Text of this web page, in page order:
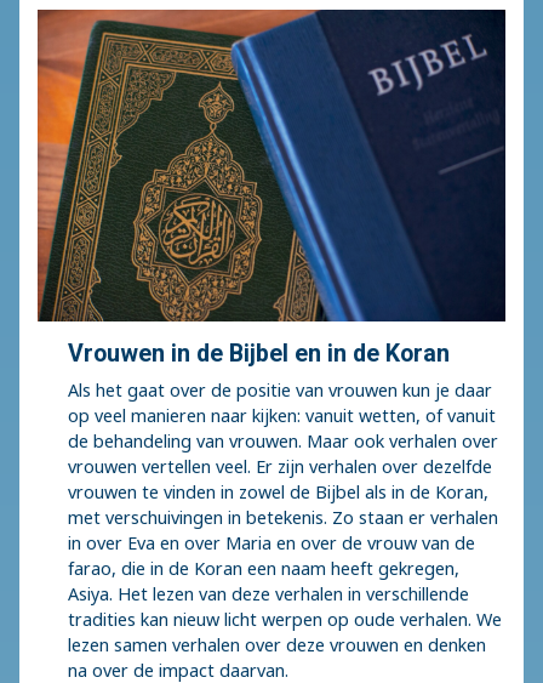
Vrouwen in de Bijbel en in de Koran
Als het gaat over de positie van vrouwen kun je daar
op veel manieren naar kijken: vanuit wetten, of vanuit
de behandeling van vrouwen. Maar ook verhalen over
vrouwen vertellen veel. Er zijn verhalen over dezelfde
vrouwen te vinden in zowel de Bijbel als in de Koran,
met verschuivingen in betekenis. Zo staan er verhalen
in over Eva en over Maria en over de vrouw van de
farao, die in de Koran een naam heeft gekregen,
Asiya. Het lezen van deze verhalen in verschillende
tradities kan nieuw licht werpen op oude verhalen. We
lezen samen verhalen over deze vrouwen en denken
na over de impact daarvan.